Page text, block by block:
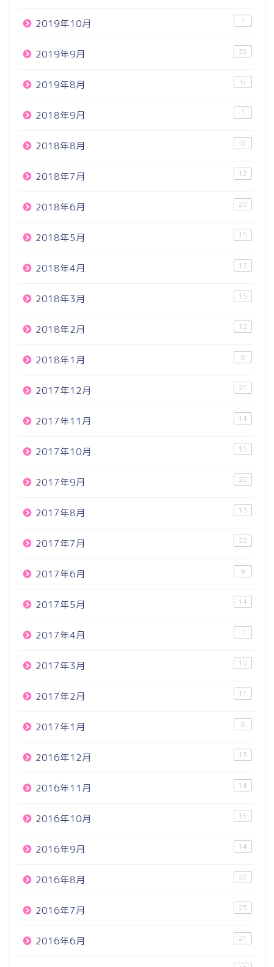
2019年10月 1
2019年9月 36
2019年8月 6
2018年9月 1
2018年8月 8
2018年7月 12
2018年6月 20
2018年5月 15
2018年4月 17
2018年3月 15
2018年2月 12
2018年1月 8
2017年12月 21
2017年11月 14
2017年10月 15
2017年9月 20
2017年8月 13
2017年7月 22
2017年6月 9
2017年5月 14
2017年4月 1
2017年3月 10
2017年2月 11
2017年1月 8
2016年12月 13
2016年11月 14
2016年10月 16
2016年9月 14
2016年8月 20
2016年7月 25
2016年6月 21